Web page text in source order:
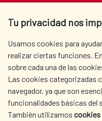
Tu privacidad nos
Usamos cookies para
realizar ciertas funciones.
sobre cada una de las
Las cookies categorizadas
navegador, ya que son
funcionalidades básicas del
También utilizamos cookies
Tel. +34 900 20 30 54​​​​​​​
AECID
SPANISH HUMANITARIAN
ACTION
CULTURE AND SCIENCE